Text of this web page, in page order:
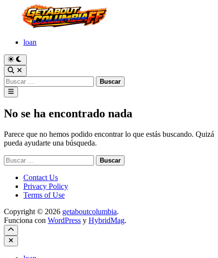
contenido
loan
Cambiar
a
modo
oscuro
Abrir
búsqueda
Buscar:
Menú
principal
No se ha encontrado nada
Parece que no hemos podido encontrar lo que estás buscando. Quizá
pueda ayudarte una búsqueda.
Buscar:
Contact Us
Privacy Policy
Terms of Use
Copyright © 2026 getaboutcolumbia.
Funciona con WordPress y HybridMag.
Cerrar